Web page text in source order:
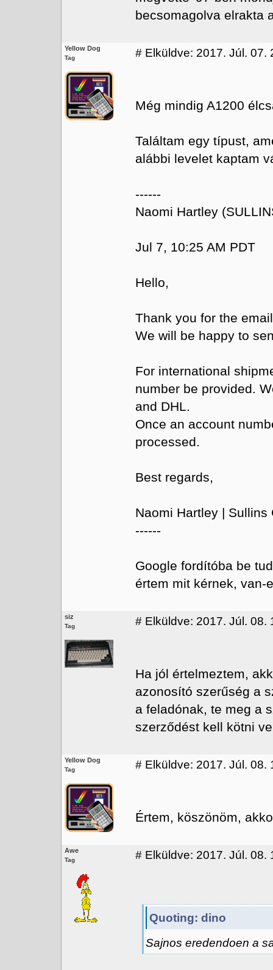
becsomagolva elrakta
Yellow Dog
Tag # Elküldve: 2017. Júl. 07.
Még mindig A1200
Találtam egy típust,
alábbi levelet kaptam
------
Naomi Hartley
Jul 7, 10:25 AM PDT
Hello,
Thank you for the
We will be happy to
For international
number be provided.
and DHL.
Once an account
processed.
Best regards,
Naomi Hartley |
------
Google fordítóba be
értem mit kérnek, van-
siz
Tag # Elküldve: 2017. Júl. 08.
Ha jól értelmeztem,
azonosító szerűség a
a feladónak, te meg a
szerződést kell kötni
Yellow Dog
Tag # Elküldve: 2017. Júl. 08.
Értem, köszönöm,
Awe
Tag # Elküldve: 2017. Júl. 08.
Quoting: dino
Sajnos eredendoen a